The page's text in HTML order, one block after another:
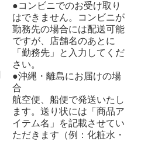
●コンビニでのお受け取り
はできません。コンビニが
勤務先の場合には配送可能
ですが、店舗名のあとに
「勤務先」と入力してくだ
さい。
●沖縄・離島にお届けの場
合
航空便、船便で発送いたし
ます。送り状には「商品ア
イテム名」を記載させてい
ただきます（例：化粧水・